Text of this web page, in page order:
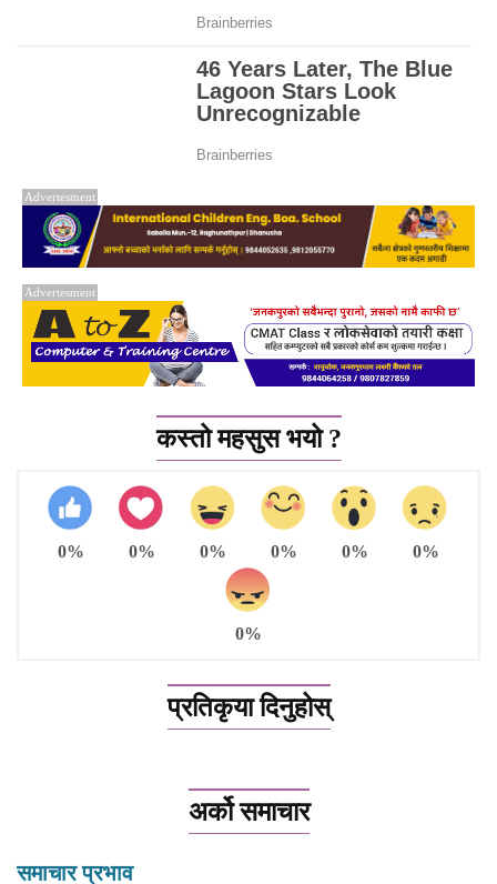
Advertesment
Advertesment
कस्तो महसुस भयो ?
0% 0% 0% 0% 0% 0%
0%
प्रतिकृया दिनुहोस्
अर्को समाचार
समाचार प्रभाव